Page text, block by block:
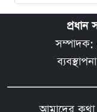
প্রধান
সম্পাদক: